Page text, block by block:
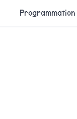
Programmation